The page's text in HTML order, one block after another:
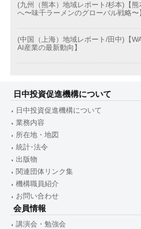
(九州（熊本）地域レポート/杉本)【熊
へ〜味千ラーメンのグローバル戦略〜
(中国（上海）地域レポート/田中)【
AI産業の最新動向】
日中投資促進機構について
日中投資促進機構について
業務内容
所在地・地図
統計･法令
出版物
関連団体リンク集
機構職員紹介
お問い合わせ
会員情報
講演会・勉強会